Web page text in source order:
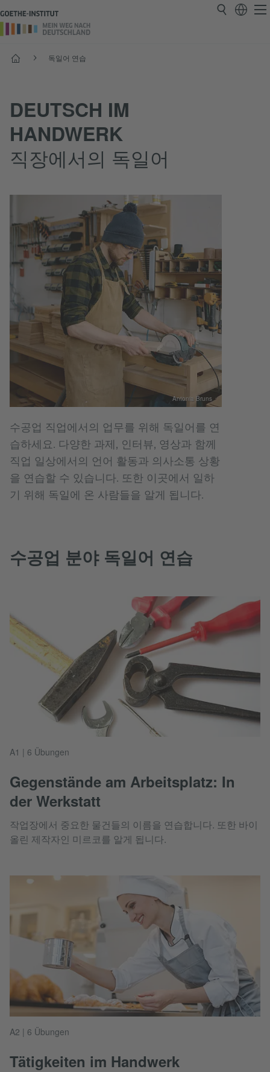
시작 독일어 연습
DEUTSCH IM
HANDWERK
직장에서의 독일어
Antonia Bruns
수공업 직업에서의 업무를 위해 독일어를 연
습하세요. 다양한 과제, 인터뷰, 영상과 함께
직업 일상에서의 언어 활동과 의사소통 상황
을 연습할 수 있습니다. 또한 이곳에서 일하
기 위해 독일에 온 사람들을 알게 됩니다.
수공업 분야 독일어 연습
A1 | 6 Übungen
Gegenstände am Arbeitsplatz: In
der Werkstatt
작업장에서 중요한 물건들의 이름을 연습합니다. 또한 바이
올린 제작자인 미르코를 알게 됩니다.
A2 | 6 Übungen
Tätigkeiten im Handwerk